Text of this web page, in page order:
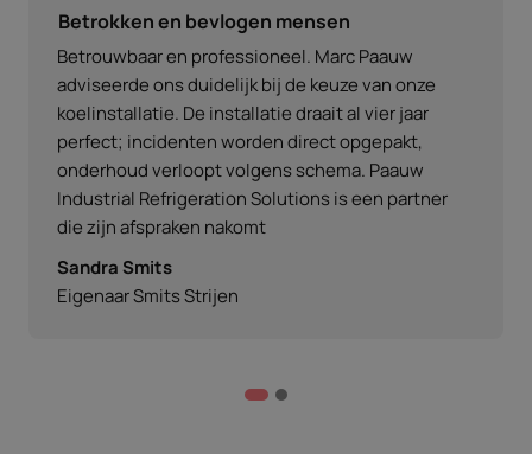
Betrokken en bevlogen mensen
Betrouwbaar en professioneel. Marc Paauw
adviseerde ons duidelijk bij de keuze van onze
koelinstallatie. De installatie draait al vier jaar
perfect; incidenten worden direct opgepakt,
onderhoud verloopt volgens schema. Paauw
Industrial Refrigeration Solutions is een partner
die zijn afspraken nakomt
Sandra Smits
Eigenaar Smits Strijen